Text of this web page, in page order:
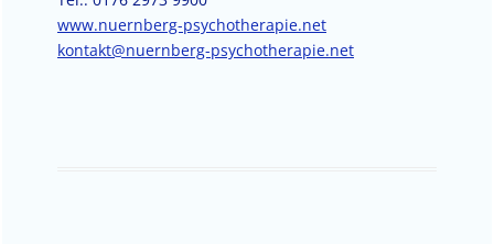
www.nuernberg-psychotherapie.net
kontakt@nuernberg-psychotherapie.net